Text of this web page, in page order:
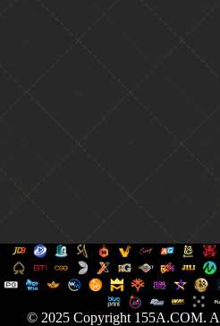
© 2025 Copyright 155A.COM.